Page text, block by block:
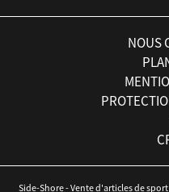
NOUS
Side-Shore - Vente d'articles de